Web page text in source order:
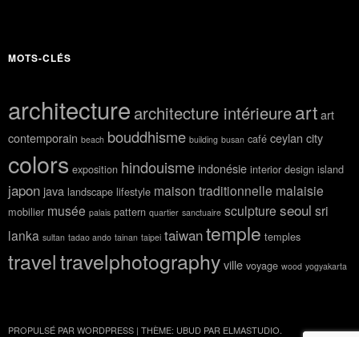
MOTS-CLÉS
architecture architecture intérieureartart
contemporain beach bouddhisme building busan café ceylan city
colors exposition hindouisme indonésie interior design island
japon java landscape lifestyle maison traditionnelle malaisie
mobilier musée palais pattern quartier sanctuaire sculpture seoul sri
lanka sultan tadao ando tainan taipei taiwantemple temples
traveltravelphotographyville voyage wood yogyakarta
PROPULSÉ PAR WORDPRESS | THÈME: UBUD PAR ELMASTUDIO